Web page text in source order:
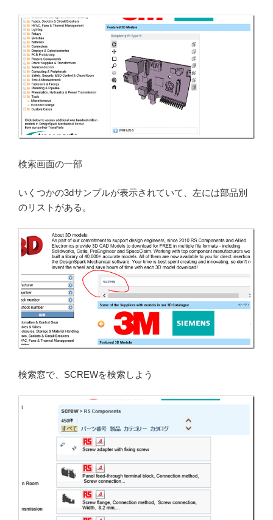
検索画面の一部
いくつかの3dサンプルが表示されていて、左には部品別
のリストがある。
検索窓で、SCREWを検索しよう